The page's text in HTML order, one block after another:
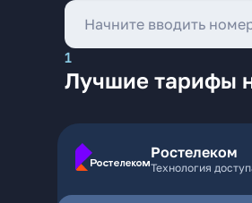
1
Лучшие тарифы
Ростелеком
Технология